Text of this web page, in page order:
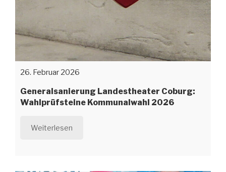
26. Februar 2026
Generalsanierung Landestheater Coburg:
Wahlprüfsteine Kommunalwahl 2026
Weiterlesen